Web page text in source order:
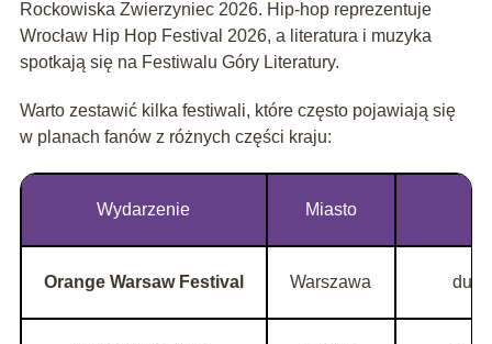
Rockowiska Zwierzyniec 2026. Hip-hop reprezentuje
Wrocław Hip Hop Festival 2026, a literatura i muzyka
spotkają się na Festiwalu Góry Literatury.
Warto zestawić kilka festiwali, które często pojawiają się
w planach fanów z różnych części kraju:
Wydarzenie Miasto
Orange Warsaw Festival Warszawa